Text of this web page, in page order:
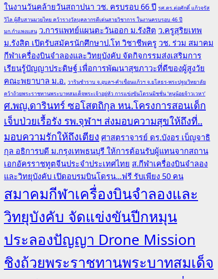
ในงานวันคล้ายวันสถาปนา วช. ครบรอบ 66 ปี รศ.ดร.ต่อศักดิ์ แก้วจรัส
วิไล ผู้สืบสานมวยไทย คว้ารางวัลบุคลากรดีเด่นสายวิชาการ ในงานครบรอบ 46 ปี
มก.กำแพงแสน ว.การแพทย์แผนตะวันออก ม.รังสิต ว.ครูสุริยเทพ
ม.รังสิต เปิดรับสมัครนักศึกษาป.โท วิชาชีพครู วช. ร่วม สมาคม
กีฬาเครื่องบินจำลองและวิทยุบังคับ จัดกิจกรรมส่งเสริมการ
เรียนรู้ปัญญาประดิษฐ์ เพื่อการพัฒนาสุขภาวะที่ดีของผู้สูงวัย
คณะพยาบาล ม.อ. วารินชำราบ จ.อุบลฯ-คำเขื่อนแก้วฯ จ.ยโสธร-พระปฐมวิทยาลัย
คว้าถ้วยพระราชทานพระบาทสมเด็จพระเจ้าอยู่หัว การแข่งขันโดรนมิชชั่น ‘หนูน้อยจ้าวเวหา’
ศ.พญ.ดารินทร์ ซอโสตถิกุล หน.โครงการสอนเด็ก
เจ็บป่วยเรื้อรัง รพ.จุฬาฯ ส่งมอบความสุขให้ถึงที่..
มอบความรักให้ถึงเตียง ศาสตราจารย์ ดร.บังอร เบ็ญจาธิ
กุล อธิการบดี ม.กรุงเทพธนบุรี ให้การต้อนรับผู้แทนจากสถาน
เอกอัครราชทูตจีนประจำประเทศไทย ส.กีฬาเครื่องบินจำลอง
และวิทยุบังคับ เปิดอบรมบินโดรน...ฟรี รับเพียง 50 คน
สมาคมกีฬาเครื่องบินจำลองและ
วิทยุบังคับ จัดแข่งขันปีกหมุน
ประลองปัญญา Drone Mission
ชิงถ้วยพระราชทานพระบาทสมเด็จ